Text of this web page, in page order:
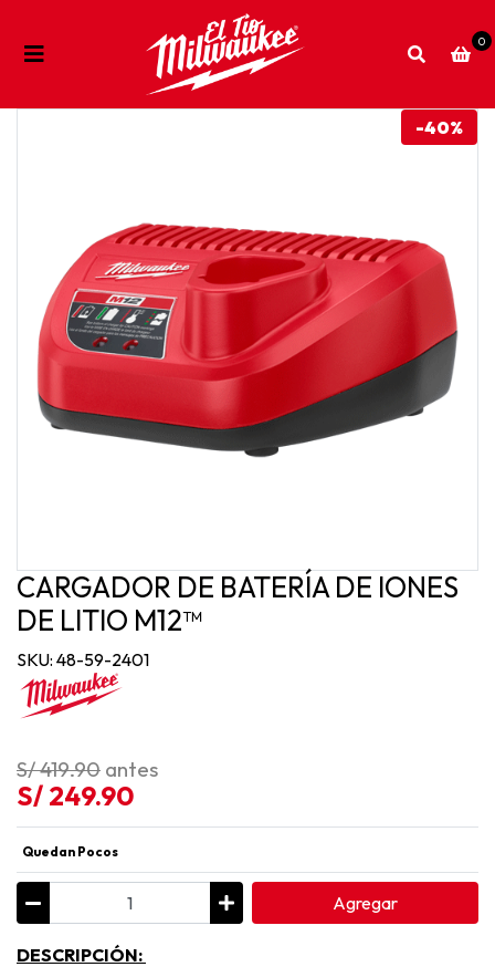
0
-40%
CARGADOR DE BATERÍA DE IONES
DE LITIO M12™
SKU: 48-59-2401
S/ 419.90 antes
S/ 249.90
Quedan Pocos
Agregar
DESCRIPCIÓN: